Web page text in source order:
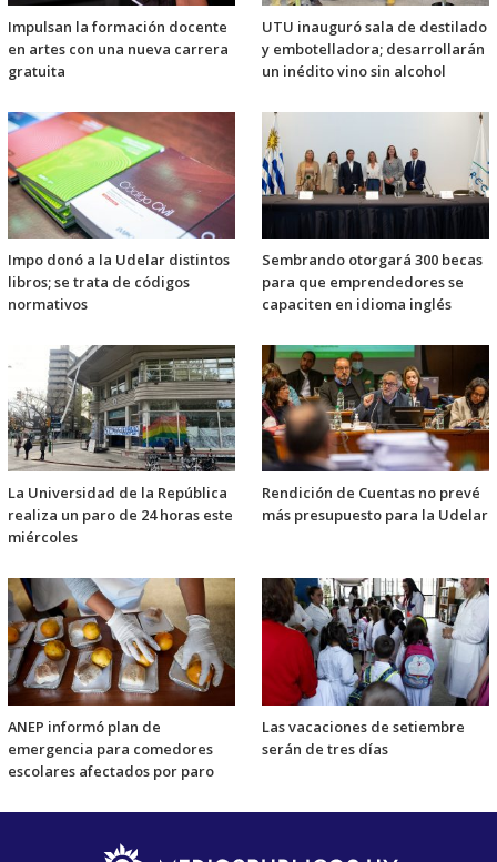
Impulsan la formación docente
en artes con una nueva carrera
gratuita
UTU inauguró sala de destilado
y embotelladora; desarrollarán
un inédito vino sin alcohol
Impo donó a la Udelar distintos
libros; se trata de códigos
normativos
Sembrando otorgará 300 becas
para que emprendedores se
capaciten en idioma inglés
La Universidad de la República
realiza un paro de 24 horas este
miércoles
Rendición de Cuentas no prevé
más presupuesto para la Udelar
ANEP informó plan de
emergencia para comedores
escolares afectados por paro
Las vacaciones de setiembre
serán de tres días